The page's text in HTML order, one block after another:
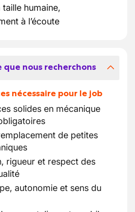
taille humaine,
à l’écoute
que nous recherchons
nécessaire pour le job
solides en mécanique
de petites
rigueur et respect des
autonomie et sens du